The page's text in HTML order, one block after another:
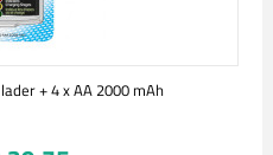
+ 4 x AA 2000 mAh